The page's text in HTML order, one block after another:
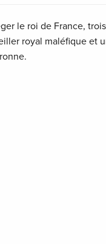
le roi de France,
royal maléfique et